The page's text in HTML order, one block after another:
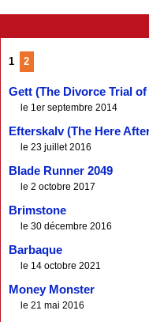
1 2
Gett (The Divorce Trial
le 1er septembre 2014
Efterskalv (The Here
le 23 juillet 2016
Blade Runner 2049
le 2 octobre 2017
Brimstone
le 30 décembre 2016
Barbaque
le 14 octobre 2021
Money Monster
le 21 mai 2016